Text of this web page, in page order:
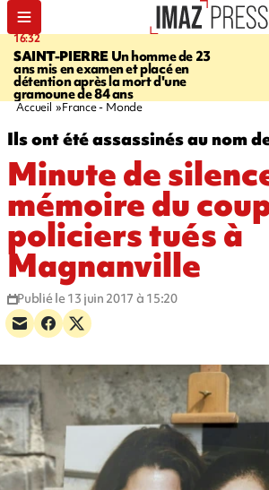
16:32
SAINT-PIERREUn homme de 23
ans mis en examen et placé en
détention après la mort d'une
gramoune de 84 ans
Accueil France - Monde
Ils ont été assassinés au nom
Minute de
mémoire du
policiers tués à
Magnanville
Publié le 13 juin 2017 à 15:20